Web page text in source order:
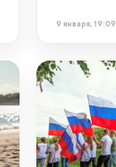
9 января, 19:09